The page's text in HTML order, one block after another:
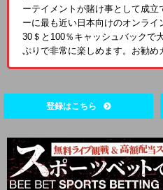
ーテイメントが賭け事として成立
ーに最も近い日本向けのオンライ
30＄と100％キャッシュバックで
ぷりで非常に楽しめます。お勧め
登録はこちら